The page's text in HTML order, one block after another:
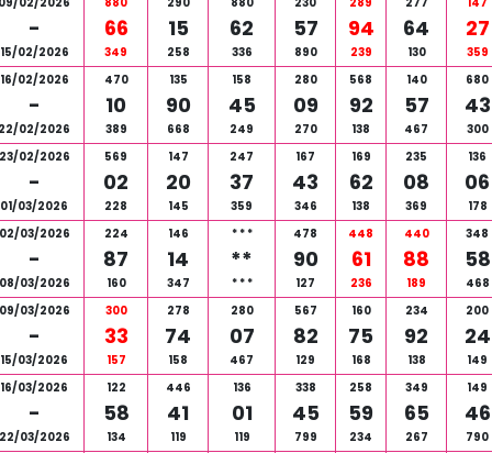
-
15/02/2026
66
349
15
258
62
336
57
890
94
239
64
130
27
359
16/02/2026
-
02/2026
470
10
389
135
90
668
158
45
249
280
09
270
568
92
138
140
57
467
680
43
300
02/2026
-
01/03/2026
569
02
228
147
20
145
247
37
359
167
43
346
169
62
138
235
08
369
136
06
178
03/2026
-
03/2026
224
87
160
146
14
347
* * *
**
* * *
478
90
127
448
61
236
440
88
189
348
58
468
03/2026
-
15/03/2026
300
33
157
278
74
158
280
07
467
567
82
129
160
75
168
234
92
138
200
24
149
16/03/2026
-
03/2026
122
58
134
446
41
119
136
01
119
338
45
799
258
59
234
349
65
267
149
46
790